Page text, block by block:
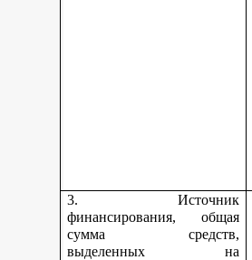
3. Источник
финансирования, общая
сумма средств,
выделенных на